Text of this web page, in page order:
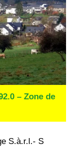
– Zone de
S.à.r.l.- S